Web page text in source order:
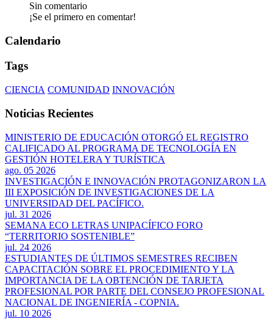
Sin comentario
¡Se el primero en comentar!
Calendario
Tags
CIENCIA COMUNIDAD INNOVACIÓN
Noticias Recientes
MINISTERIO DE EDUCACIÓN OTORGÓ EL REGISTRO
CALIFICADO AL PROGRAMA DE TECNOLOGÍA EN
GESTIÓN HOTELERA Y TURÍSTICA
ago. 05 2026
INVESTIGACIÓN E INNOVACIÓN PROTAGONIZARON LA
III EXPOSICIÓN DE INVESTIGACIONES DE LA
UNIVERSIDAD DEL PACÍFICO.
jul. 31 2026
SEMANA ECO LETRAS UNIPACÍFICO FORO
“TERRITORIO SOSTENIBLE”
jul. 24 2026
ESTUDIANTES DE ÚLTIMOS SEMESTRES RECIBEN
CAPACITACIÓN SOBRE EL PROCEDIMIENTO Y LA
IMPORTANCIA DE LA OBTENCIÓN DE TARJETA
PROFESIONAL POR PARTE DEL CONSEJO PROFESIONAL
NACIONAL DE INGENIERÍA - COPNIA.
jul. 10 2026